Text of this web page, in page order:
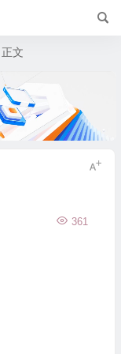
正文
361